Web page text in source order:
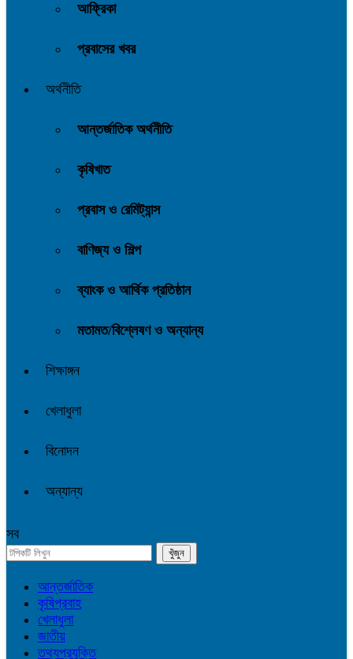
আফ্রিকা
প্রবাসের খবর
অর্থনীতি
আন্তর্জাতিক অর্থনীতি
কৃষিখাত
প্রবাস ও রেমিট্যান্স
বাণিজ্য ও শিল্প
ব্যাংক ও আর্থিক প্রতিষ্ঠান
মতামত/বিশ্লেষণ ও অন্যান্য
শিক্ষাঙ্গন
খেলাধুলা
বিনোদন
অন্যান্য
সব
আন্তর্জাতিক
কৃষিপ্রবাহ
খেলাধুলা
জাতীয়
তথ্যপ্রযুক্তি